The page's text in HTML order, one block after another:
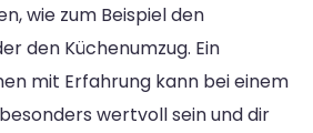
wie zum Beispiel den
den Küchenumzug. Ein
mit Erfahrung kann bei einem
wertvoll sein und dir